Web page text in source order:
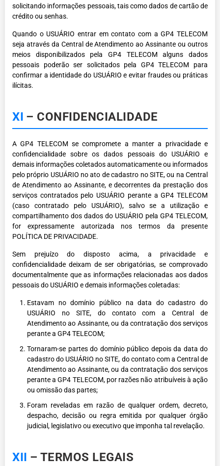
solicitando informações pessoais, tais como dados de cartão de
crédito ou senhas.
Quando o USUÁRIO entrar em contato com a GP4 TELECOM
seja através da Central de Atendimento ao Assinante ou outros
meios disponibilizados pela GP4 TELECOM alguns dados
pessoais poderão ser solicitados pela GP4 TELECOM para
confirmar a identidade do USUÁRIO e evitar fraudes ou práticas
ilícitas.
XI – CONFIDENCIALIDADE
A GP4 TELECOM se compromete a manter a privacidade e
confidencialidade sobre os dados pessoais do USUÁRIO e
demais informações coletados automaticamente ou informados
pelo próprio USUÁRIO no ato de cadastro no SITE, ou na Central
de Atendimento ao Assinante, e decorrentes da prestação dos
serviços contratados pelo USUÁRIO perante a GP4 TELECOM
(caso contratado pelo USUÁRIO), salvo se a utilização e
compartilhamento dos dados do USUÁRIO pela GP4 TELECOM,
for expressamente autorizada nos termos da presente
POLÍTICA DE PRIVACIDADE.
Sem prejuízo do disposto acima, a privacidade e
confidencialidade deixam de ser obrigatórias, se comprovado
documentalmente que as informações relacionadas aos dados
pessoais do USUÁRIO e demais informações coletadas:
Estavam no domínio público na data do cadastro do
USUÁRIO no SITE, do contato com a Central de
Atendimento ao Assinante, ou da contratação dos serviços
perante a GP4 TELECOM;
Tornaram-se partes do domínio público depois da data do
cadastro do USUÁRIO no SITE, do contato com a Central de
Atendimento ao Assinante, ou da contratação dos serviços
perante a GP4 TELECOM, por razões não atribuíveis à ação
ou omissão das partes;
Foram reveladas em razão de qualquer ordem, decreto,
despacho, decisão ou regra emitida por qualquer órgão
judicial, legislativo ou executivo que imponha tal revelação.
XII – TERMOS LEGAIS